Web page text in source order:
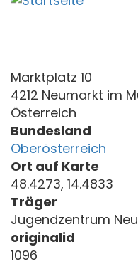
Direkt
Marktplatz 10
4212 Neumarkt im
Österreich
Bundesland
Oberösterreich
Ort auf Karte
48.4273, 14.4833
Träger
Jugendzentrum
originalid
1096